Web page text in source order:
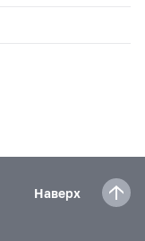
Наверх